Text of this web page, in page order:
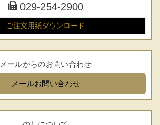
029-254-2900
ご注文用紙ダウンロード
メールからのお問い合わせ
メールお問い合わせ